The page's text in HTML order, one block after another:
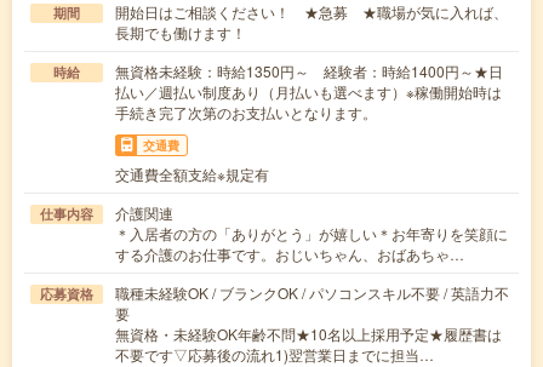
期間
開始日はご相談ください！ ★急募 ★職場が気に入れば、
長期でも働けます！
時給
無資格未経験：時給1350円～ 経験者：時給1400円～★日
払い／週払い制度あり（月払いも選べます）※稼働開始時は
手続き完了次第のお支払いとなります。
交通費
交通費全額支給※規定有
仕事内容
介護関連
＊入居者の方の「ありがとう」が嬉しい＊お年寄りを笑顔に
する介護のお仕事です。おじいちゃん、おばあちゃ…
応募資格
職種未経験OK / ブランクOK / パソコンスキル不要 / 英語力不
要
無資格・未経験OK年齢不問★10名以上採用予定★履歴書は
不要です▽応募後の流れ1)翌営業日までに担当…